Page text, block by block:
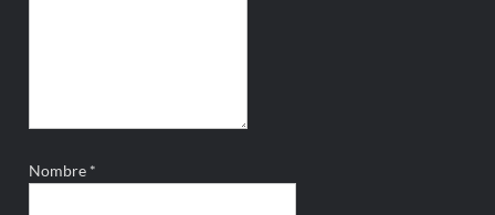
Nombre *